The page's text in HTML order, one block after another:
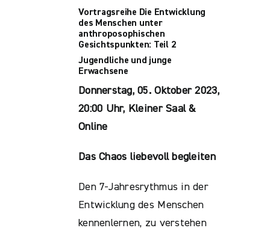
Vortragsreihe Die Entwicklung
des Menschen unter
anthroposophischen
Gesichtspunkten: Teil 2
Jugendliche und junge
Erwachsene
Donnerstag, 05. Oktober 2023,
20:00 Uhr, Kleiner Saal &
Online
Das Chaos liebevoll begleiten
Den 7-Jahresrythmus in der
Entwicklung des Menschen
kennenlernen, zu verstehen